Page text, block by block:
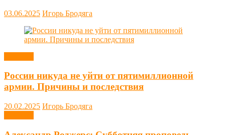
03.06.2025 Игорь Бродяга
России никуда не уйти от пятимиллионной
армии. Причины и последствия
20.02.2025 Игорь Бродяга